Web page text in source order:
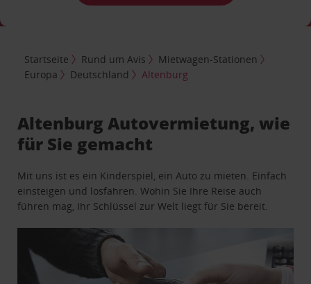
Startseite Rund um Avis
Mietwagen-Stationen
Europa
Deutschland Altenburg
Altenburg Autovermietung, wie
für Sie gemacht
Mit uns ist es ein Kinderspiel, ein Auto zu mieten. Einfach
einsteigen und losfahren. Wohin Sie Ihre Reise auch
führen mag, Ihr Schlüssel zur Welt liegt für Sie bereit.